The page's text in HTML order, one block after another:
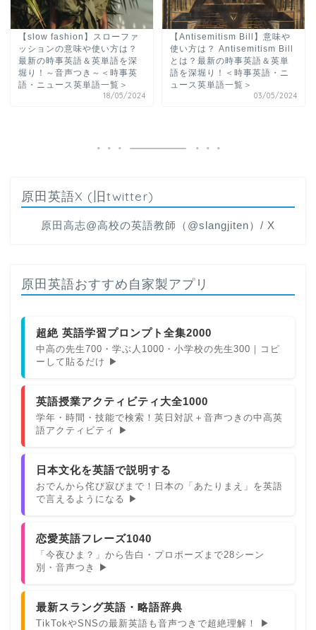
【slow fashion】スローファ
ッションの意味や使い方は？
最新の時事英語＆英単語を深
堀り！～音声つき～＜時事英
語・ニュース英単語一覧＞
18/05/2024
【Antisemitism Bill】意味や
使い方は？ Antisemitism Bill
とは？最新の時事英語＆英単
語を深堀り！＜時事英語・ニ
ュース英単語一覧＞
03/05/2024
原田英語X (旧twitter)
原田高志@高校の英語教師（@slangjiten）/ X
原田英語おすすめ自家製アプリ
超絶 英語学習プロンプト全集2000
中高の先生700・学ぶ人1000・小学校の先生300｜コピ
ーして貼るだけ ▶
英語授業アクティビティ大全1000
学年・時間・技能で検索！英日対訳＋音声つきの中高英
語アクティビティ ▶
日本文化を英語で説明する
おでんから侘び寂びまで！日本の「あたりまえ」を英語
で言えるようになる ▶
恋愛英語フレーズ1040
「今夜ひま？」から告白・プロポーズまで28シーン
別・音声つき ▶
最新スラング英語・略語辞典
TikTokやSNSの最新英語も音声つきで超絶理解！ ▶